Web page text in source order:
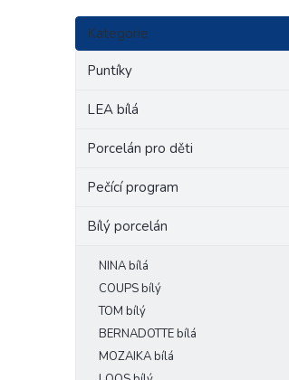
P
s
Přeskočit
kategorie
Kategorie
Puntíky
LEA bílá
Porcelán pro děti
Pečící program
Bílý porcelán
NINA bílá
COUPS bílý
TOM bílý
BERNADOTTE bílá
MOZAIKA bílá